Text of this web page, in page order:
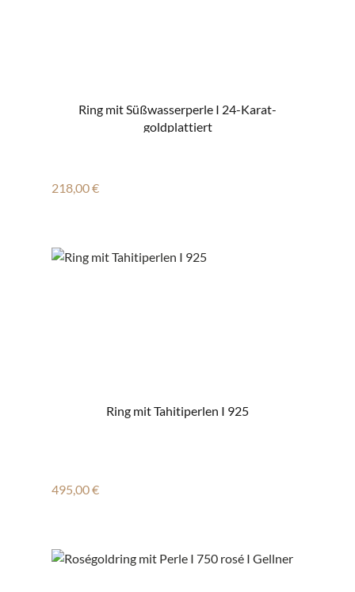
Ring mit Süßwasserperle I 24-Karat-
goldplattiert
Regulärer Preis:
218,00 €
Ring mit Tahitiperlen I 925
Regulärer Preis:
495,00 €